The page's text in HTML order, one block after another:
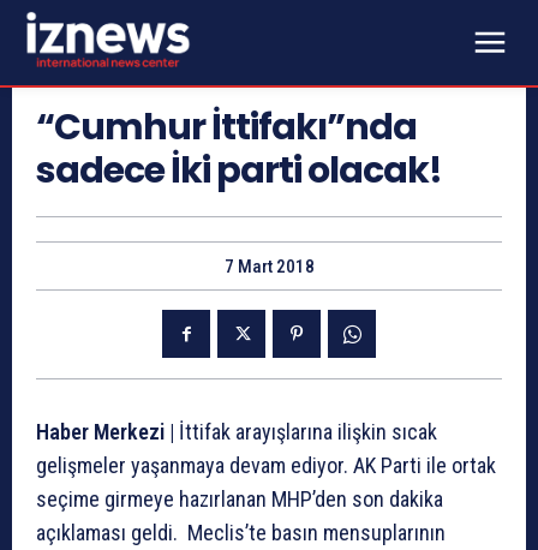
“Cumhur İttifakı”nda
sadece İki parti olacak!
7 Mart 2018
Haber Merkezi | İttifak arayışlarına ilişkin sıcak
gelişmeler yaşanmaya devam ediyor. AK Parti ile ortak
seçime girmeye hazırlanan MHP’den son dakika
açıklaması geldi. Meclis’te basın mensuplarının